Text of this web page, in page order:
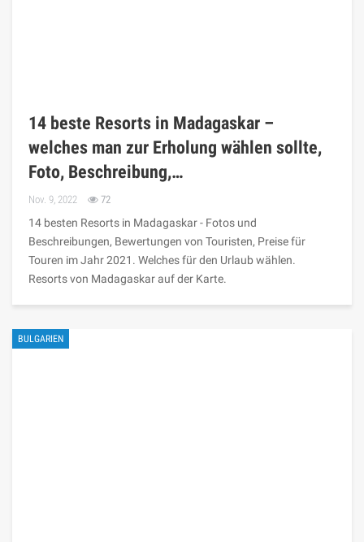
14 beste Resorts in Madagaskar –
welches man zur Erholung wählen sollte,
Foto, Beschreibung,…
Nov. 9, 2022 72
14 besten Resorts in Madagaskar - Fotos und
Beschreibungen, Bewertungen von Touristen, Preise für
Touren im Jahr 2021. Welches für den Urlaub wählen.
Resorts von Madagaskar auf der Karte.
BULGARIEN